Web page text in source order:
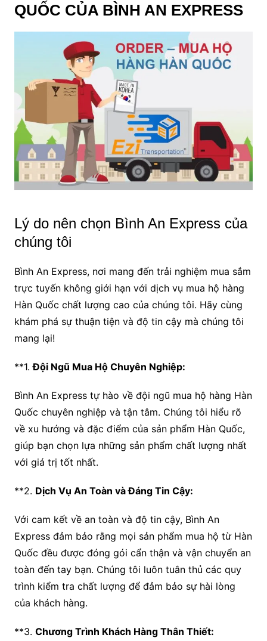
QUỐC CỦA BÌNH AN EXPRESS
Lý do nên chọn Bình An Express của
chúng tôi
Bình An Express, nơi mang đến trải nghiệm mua sắm
trực tuyến không giới hạn với dịch vụ mua hộ hàng
Hàn Quốc chất lượng cao của chúng tôi. Hãy cùng
khám phá sự thuận tiện và độ tin cậy mà chúng tôi
mang lại!
**1.Đội Ngũ Mua Hộ Chuyên Nghiệp:
Bình An Express tự hào về đội ngũ mua hộ hàng Hàn
Quốc chuyên nghiệp và tận tâm. Chúng tôi hiểu rõ
về xu hướng và đặc điểm của sản phẩm Hàn Quốc,
giúp bạn chọn lựa những sản phẩm chất lượng nhất
với giá trị tốt nhất.
**2. Dịch Vụ An Toàn và Đáng Tin Cậy:
Với cam kết về an toàn và độ tin cậy, Bình An
Express đảm bảo rằng mọi sản phẩm mua hộ từ Hàn
Quốc đều được đóng gói cẩn thận và vận chuyển an
toàn đến tay bạn. Chúng tôi luôn tuân thủ các quy
trình kiểm tra chất lượng để đảm bảo sự hài lòng
của khách hàng.
**3. Chương Trình Khách Hàng Thân Thiết: